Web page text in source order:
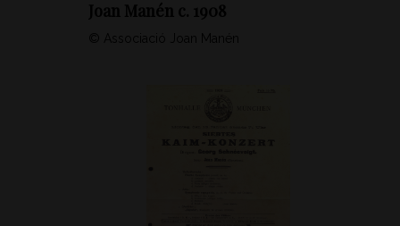
Joan Manén c. 1908
© Associació Joan Manén